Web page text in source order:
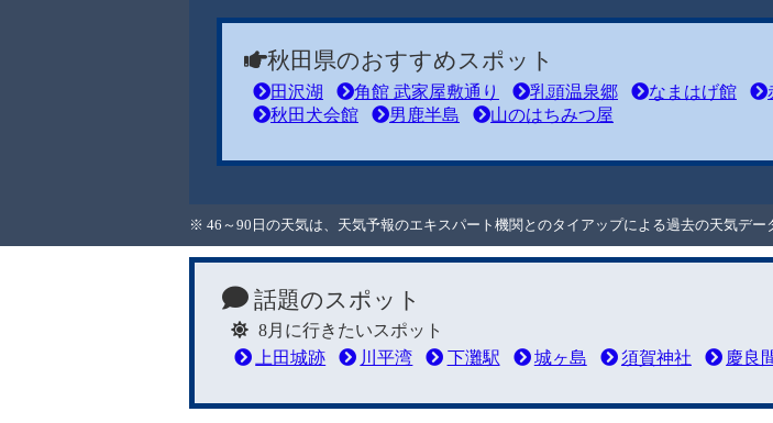
秋田県のおすすめスポット
田沢湖 角館 武家屋敷通り 乳頭温泉郷 なまはげ館
秋田犬会館
男鹿半島 山のはちみつ屋
※ 46～90日の天気は、天気予報のエキスパート機関とのタイアップによる過去の天気デー
話題のスポット
8月に行きたいスポット
上田城跡
川平湾 下灘駅 城ヶ島 須賀神社 慶良